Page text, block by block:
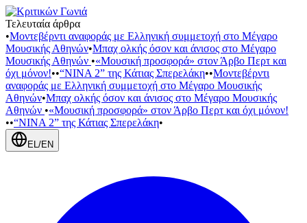
Τελευταία άρθρα
•Μοντεβέρντι αναφοράς με Ελληνική συμμετοχή στο Μέγαρο
Μουσικής Αθηνών•Μπαχ ολκής όσον και άνισος στο Μέγαρο
Μουσικής Αθηνών •«Μουσική προσφορά» στον Άρβο Περτ και
όχι μόνον!••“NINA 2” της Κάτιας Σπερελάκη••Μοντεβέρντι
αναφοράς με Ελληνική συμμετοχή στο Μέγαρο Μουσικής
Αθηνών•Μπαχ ολκής όσον και άνισος στο Μέγαρο Μουσικής
Αθηνών •«Μουσική προσφορά» στον Άρβο Περτ και όχι μόνον!
••“NINA 2” της Κάτιας Σπερελάκη•
EL/EN